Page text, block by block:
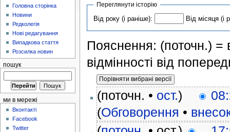
Переглянути історію
Від року (і раніше): Від місяця (і
Пояснення: (поточн.) =
відмінності від
(поточн. • ост.)
(Обговорення •
Головна сторінка
Новини
Редколегія
Нові редагування
Випадкова стаття
Розсилка новин
пошук
ми в мережі
Вконтакті
Facebook
Twitter